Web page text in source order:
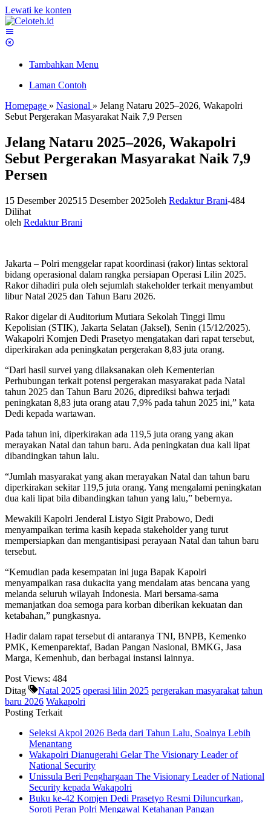
Lewati ke konten
Tambahkan Menu
Laman Contoh
Homepage » Nasional » Jelang Nataru 2025–2026, Wakapolri
Sebut Pergerakan Masyarakat Naik 7,9 Persen
Jelang Nataru 2025–2026, Wakapolri
Sebut Pergerakan Masyarakat Naik 7,9
Persen
15 Desember 202515 Desember 2025oleh Redaktur Brani-484
Dilihat
oleh Redaktur Brani
Jakarta – Polri menggelar rapat koordinasi (rakor) lintas sektoral
bidang operasional dalam rangka persiapan Operasi Lilin 2025.
Rakor dihadiri pula oleh sejumlah stakeholder terkait menyambut
libur Natal 2025 dan Tahun Baru 2026.
Rakor digelar di Auditorium Mutiara Sekolah Tinggi Ilmu
Kepolisian (STIK), Jakarta Selatan (Jaksel), Senin (15/12/2025).
Wakapolri Komjen Dedi Prasetyo mengatakan dari rapat tersebut,
diperkirakan ada peningkatan pergerakan 8,83 juta orang.
“Dari hasil survei yang dilaksanakan oleh Kementerian
Perhubungan terkait potensi pergerakan masyarakat pada Natal
tahun 2025 dan Tahun Baru 2026, diprediksi bahwa terjadi
peningkatan 8,83 juta orang atau 7,9% pada tahun 2025 ini,” kata
Dedi kepada wartawan.
Pada tahun ini, diperkirakan ada 119,5 juta orang yang akan
merayakan Natal dan tahun baru. Ada peningkatan dua kali lipat
dibandingkan tahun lalu.
“Jumlah masyarakat yang akan merayakan Natal dan tahun baru
diperkirakan sekitar 119,5 juta orang. Yang mengalami peningkatan
dua kali lipat bila dibandingkan tahun yang lalu,” bebernya.
Mewakili Kapolri Jenderal Listyo Sigit Prabowo, Dedi
menyampaikan terima kasih kepada stakeholder yang turut
mempersiapkan dan mengantisipasi perayaan Natal dan tahun baru
tersebut.
“Kemudian pada kesempatan ini juga Bapak Kapolri
menyampaikan rasa dukacita yang mendalam atas bencana yang
melanda seluruh wilayah Indonesia. Mari bersama-sama
memanjatkan doa semoga para korban diberikan kekuatan dan
ketabahan,” pungkasnya.
Hadir dalam rapat tersebut di antaranya TNI, BNPB, Kemenko
PMK, Kemenparektaf, Badan Pangan Nasional, BMKG, Jasa
Marga, Kemenhub, dan berbagai instansi lainnya.
Post Views: 484
Ditag
Natal 2025 operasi lilin 2025 pergerakan masyarakat tahun
baru 2026 Wakapolri
Posting Terkait
Seleksi Akpol 2026 Beda dari Tahun Lalu, Soalnya Lebih
Menantang
Wakapolri Dianugerahi Gelar The Visionary Leader of
National Security
Unissula Beri Penghargaan The Visionary Leader of National
Security kepada Wakapolri
Buku ke-42 Komjen Dedi Prasetyo Resmi Diluncurkan,
Soroti Peran Polri Mengawal Ketahanan Pangan